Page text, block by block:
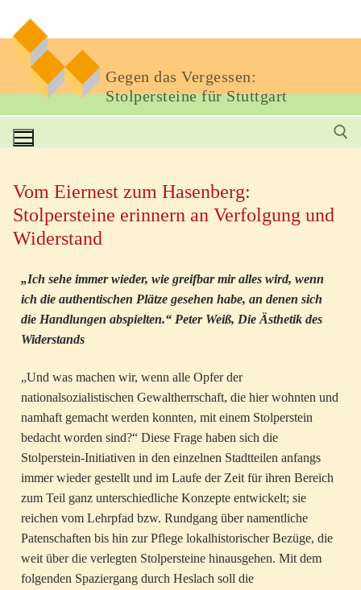
Gegen das Vergessen:
Stolpersteine für Stuttgart
Vom Eiernest zum Hasenberg:
Stolpersteine erinnern an Verfolgung und
Widerstand
„Ich sehe immer wieder, wie greifbar mir alles wird, wenn
ich die authentischen Plätze gesehen habe, an denen sich
die Handlungen abspielten.“ Peter Weiß, Die Ästhetik des
Widerstands
„Und was machen wir, wenn alle Opfer der
nationalsozialistischen Gewaltherrschaft, die hier wohnten und
namhaft gemacht werden konnten, mit einem Stolperstein
bedacht worden sind?“ Diese Frage haben sich die
Stolperstein-Initiativen in den einzelnen Stadtteilen anfangs
immer wieder gestellt und im Laufe der Zeit für ihren Bereich
zum Teil ganz unterschiedliche Konzepte entwickelt; sie
reichen vom Lehrpfad bzw. Rundgang über namentliche
Patenschaften bis hin zur Pflege lokalhistorischer Bezüge, die
weit über die verlegten Stolpersteine hinausgehen. Mit dem
folgenden Spaziergang durch Heslach soll die